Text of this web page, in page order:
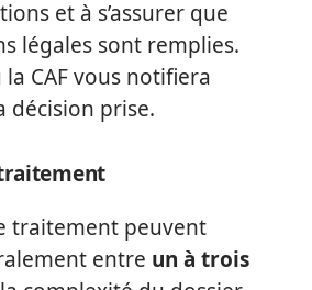
et à s’assurer que
légales sont remplies.
la CAF vous notifiera
décision prise.
traitement peuvent
entre un à trois